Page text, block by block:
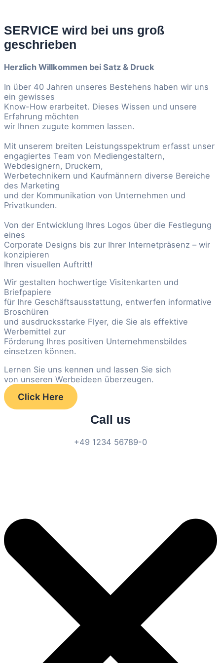
SERVICE wird bei uns groß
geschrieben
Herzlich Willkommen bei Satz & Druck
In über 40 Jahren unseres Bestehens haben wir uns
ein gewisses
Know-How erarbeitet. Dieses Wissen und unsere
Erfahrung möchten
wir Ihnen zugute kommen lassen.
Mit unserem breiten Leistungsspektrum erfasst unser
engagiertes Team von Mediengestaltern,
Webdesignern, Druckern,
Werbetechnikern und Kaufmännern diverse Bereiche
des Marketing
und der Kommunikation von Unternehmen und
Privatkunden.
Von der Entwicklung Ihres Logos über die Festlegung
eines
Corporate Designs bis zur Ihrer Internetpräsenz – wir
konzipieren
Ihren visuellen Auftritt!
Wir gestalten hochwertige Visitenkarten und
Briefpapiere
für Ihre Geschäftsausstattung, entwerfen informative
Broschüren
und ausdrucksstarke Flyer, die Sie als effektive
Werbemittel zur
Förderung Ihres positiven Unternehmensbildes
einsetzen können.
Lernen Sie uns kennen und lassen Sie sich
von unseren Werbeideen überzeugen.
Click Here
Call us
+49 1234 56789-0